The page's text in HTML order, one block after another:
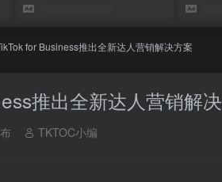
for Business推出全新达人营销解决方案
推出全新达人营销解
TKTOC小编